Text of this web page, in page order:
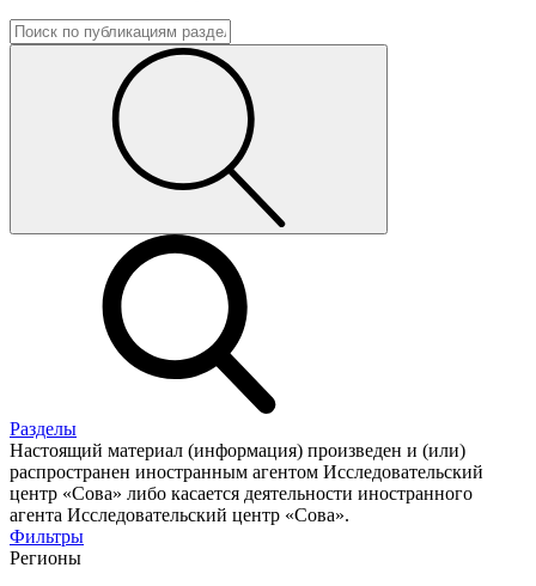
Разделы
Настоящий материал (информация) произведен и (или)
распространен иностранным агентом Исследовательский
центр «Сова» либо касается деятельности иностранного
агента Исследовательский центр «Сова».
Фильтры
Регионы